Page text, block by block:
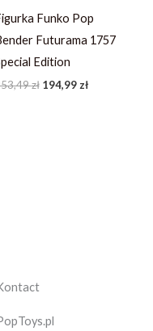
Funko Pop
Futurama 1757
Edition
zł 194,99 zł